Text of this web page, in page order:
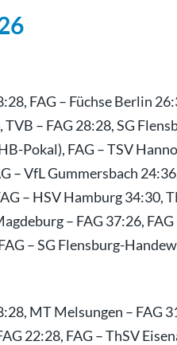
FAG – Füchse Berlin
– FAG 28:28, SG
Pokal), FAG – TSV
– VfL Gummersbach
– HSV Hamburg 34:30,
– FAG 37:26,
– SG Flensburg-
MT Melsungen – FAG
22:28, FAG – ThSV